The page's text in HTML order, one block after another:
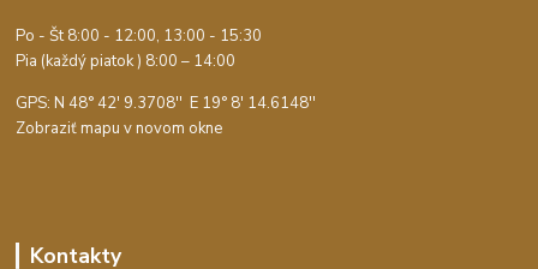
Po - Št 8:00 - 12:00, 13:00 - 15:30
Pia (každý piatok ) 8:00 – 14:00
GPS: N 48° 42' 9.3708'' E 19° 8' 14.6148''
Zobraziť mapu v novom okne
Kontakty